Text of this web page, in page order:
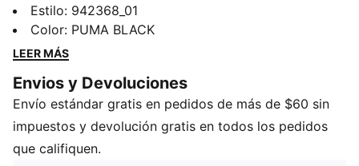
manga larga tiene un montón de ellas. La marca PUMA
le da a este estilo un toque extra, mientras que el
estampado de bloques de color le da un toque
estar en casa, esta camiseta cubre las necesidades de
tu pequeño.
DETALLES
100 % algodón
Estilo: 942368_01
Color: PUMA BLACK
LEER MÁS
Envios y Devoluciones
Envío estándar gratis en pedidos de más de $60 sin
impuestos y devolución gratis en todos los pedidos
que califiquen.